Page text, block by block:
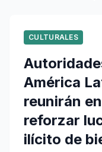
CULTURALES
América
reunirán
reforzar
ilícito de